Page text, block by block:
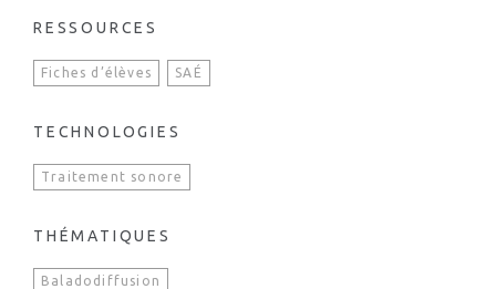
RESSOURCES
Fiches d’élèves SAÉ
TECHNOLOGIES
Traitement sonore
THÉMATIQUES
Baladodiffusion